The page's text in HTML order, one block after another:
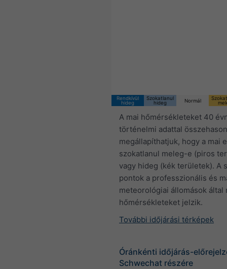
Rendkívül
hideg
Szokatlanul
hideg
Normál
A mai hőmérsékleteket 40
történelmi adattal
megállapíthatjuk, hogy a mai
szokatlanul meleg-e (piros
vagy hideg (kék területek). A
pontok a professzionális és
meteorológiai állomások által
hőmérsékleteket jelzik.
További időjárási térképek
Óránkénti időjárás-
Schwechat részére